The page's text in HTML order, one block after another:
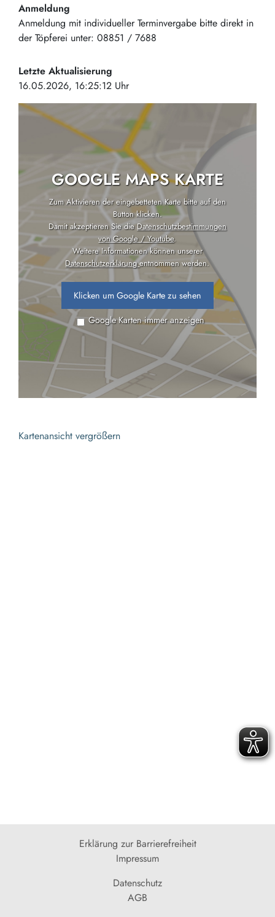
Anmeldung
Anmeldung mit individueller Terminvergabe bitte direkt in
der Töpferei unter: 08851 / 7688
Letzte Aktualisierung
16.05.2026, 16:25:12 Uhr
GOOGLE MAPS KARTE
Zum Aktivieren der eingebetteten Karte bitte auf den
Button klicken.
Damit akzeptieren Sie dieDatenschutzbestimmungen
von Google / Youtube.
Weitere Informationen können unserer
Datenschutzerklärungentnommen werden.
Klicken um Google Karte zu sehen
Google Karten immer anzeigen
Kartenansicht vergrößern
Erklärung zur Barrierefreiheit
Impressum
Datenschutz
AGB